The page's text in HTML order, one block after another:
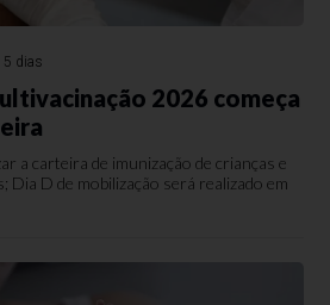
5 dias
2026 começa
a carteira de imunização de crianças e
Dia D de mobilização será realizado em